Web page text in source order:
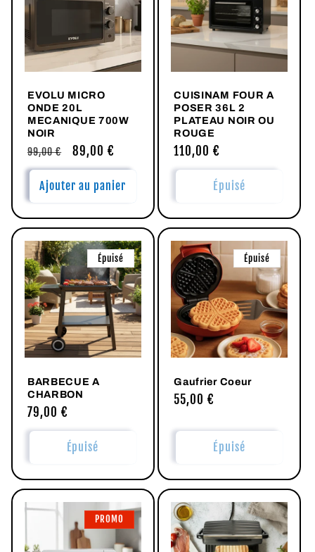
c
EVOLU MICRO
ONDE 20L
MECANIQUE 700W
NOIR
Prix
habituel
99,00 €
Prix
promotionnel
89,00 €
Ajouter au panier
CUISINAM FOUR A
POSER 36L 2
PLATEAU NOIR OU
ROUGE
Prix
habituel
110,00 €
Épuisé
Épuisé
BARBECUE A
CHARBON
Prix
habituel
79,00 €
Épuisé
Épuisé
Gaufrier Coeur
Prix
55,00 €
Épuisé
PROMO